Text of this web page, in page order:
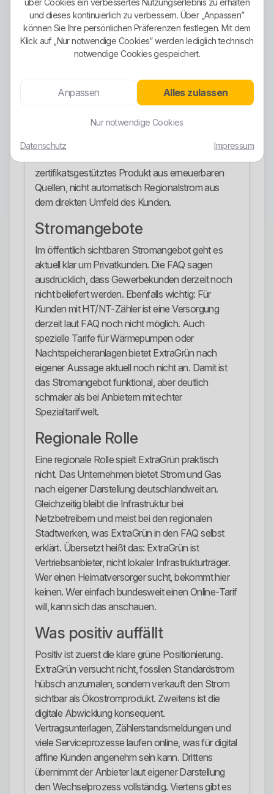
Ökostrom-Ausrichtung
Die Ökostrom-Ausrichtung ist der zentrale Kern
des Auftritts. ExtraGrün wirbt klar mit 100 Prozent
Ökostrom aus erneuerbaren Quellen wie Wind,
wird für 2024 sowohl beim
Gesamtenergieträgermix als auch beim
erneuerbarer Mix mit 0,0 g CO2 pro kWh
ausgewiesen. Das ist stark. Gleichzeitig sollte man
zertifikatsgestütztes Produkt aus erneuerbaren
Quellen, nicht automatisch Regionalstrom aus
dem direkten Umfeld des Kunden.
Stromangebote
Im öffentlich sichtbaren Stromangebot geht es
aktuell klar um Privatkunden. Die FAQ sagen
ausdrücklich, dass Gewerbekunden derzeit noch
nicht beliefert werden. Ebenfalls wichtig: Für
Kunden mit HT/NT-Zähler ist eine Versorgung
derzeit laut FAQ noch nicht möglich. Auch
spezielle Tarife für Wärmepumpen oder
Nachtspeicheranlagen bietet ExtraGrün nach
eigener Aussage aktuell noch nicht an. Damit ist
das Stromangebot funktional, aber deutlich
schmaler als bei Anbietern mit echter
Spezialtarifwelt.
Regionale Rolle
Eine regionale Rolle spielt ExtraGrün praktisch
nicht. Das Unternehmen bietet Strom und Gas
nach eigener Darstellung deutschlandweit an.
Gleichzeitig bleibt die Infrastruktur bei
Netzbetreibern und meist bei den regionalen
Stadtwerken, was ExtraGrün in den FAQ selbst
erklärt. Übersetzt heißt das: ExtraGrün ist
Vertriebsanbieter, nicht lokaler Infrastrukturträger.
Wer einen Heimatversorger sucht, bekommt hier
keinen. Wer einfach bundesweit einen Online-Tarif
will, kann sich das anschauen.
Was positiv auffällt
Positiv ist zuerst die klare grüne Positionierung.
ExtraGrün versucht nicht, fossilen Standardstrom
hübsch anzumalen, sondern verkauft den Strom
sichtbar als Ökostromprodukt. Zweitens ist die
digitale Abwicklung konsequent.
Vertragsunterlagen, Zählerstandsmeldungen und
viele Serviceprozesse laufen online, was für digital
affine Kunden angenehm sein kann. Drittens
übernimmt der Anbieter laut eigener Darstellung
den Wechselprozess vollständig. Viertens gibt es
über Cookies ein verbessertes Nutzungserlebnis zu erhalten
und dieses kontinuierlich zu verbessern. Über „Anpassen”
können Sie Ihre persönlichen Präferenzen festlegen. Mit dem
Klick auf „Nur notwendige Cookies” werden lediglich technisch
notwendige Cookies gespeichert.
Anpassen Alles zulassen
Nur notwendige Cookies
Datenschutz Impressum